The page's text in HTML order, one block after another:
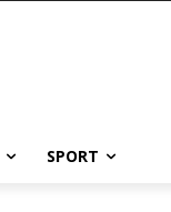
SPORT